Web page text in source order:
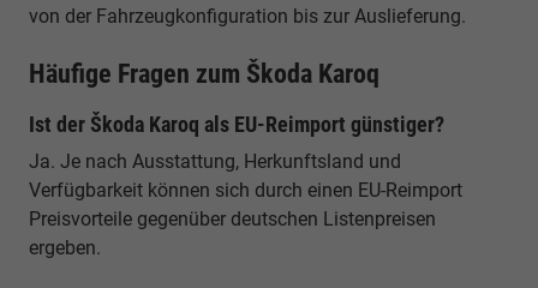
von der Fahrzeugkonfiguration bis zur Auslieferung.
Häufige Fragen zum Škoda Karoq
Ist der Škoda Karoq als EU-Reimport günstiger?
Ja. Je nach Ausstattung, Herkunftsland und
Verfügbarkeit können sich durch einen EU-Reimport
Preisvorteile gegenüber deutschen Listenpreisen
ergeben.